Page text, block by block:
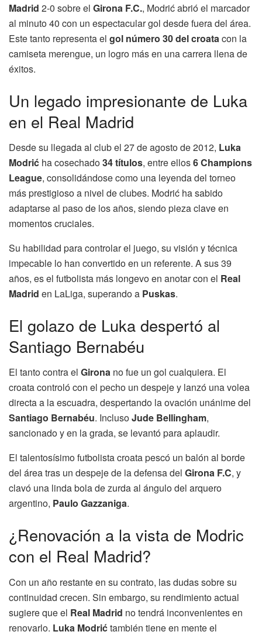
Madrid 2-0 sobre el Girona F.C., Modrić abrió el marcador
al minuto 40 con un espectacular gol desde fuera del área.
Este tanto representa el gol número 30 del croatacon la
camiseta merengue, un logro más en una carrera llena de
éxitos.
Un legado impresionante de Luka
en el Real Madrid
Desde su llegada al club el 27 de agosto de 2012, Luka
Modrić ha cosechado34 títulos, entre ellos6 Champions
League, consolidándose como una leyenda del torneo
más prestigioso a nivel de clubes. Modrić ha sabido
adaptarse al paso de los años, siendo pieza clave en
momentos cruciales.
Su habilidad para controlar el juego, su visión y técnica
impecable lo han convertido en un referente. A sus 39
años, es el futbolista más longevo en anotar con el Real
Madrid en LaLiga, superando a Puskas.
El golazo de Luka despertó al
Santiago Bernabéu
El tanto contra el Girona no fue un gol cualquiera. El
croata controló con el pecho un despeje y lanzó una volea
directa a la escuadra, despertando la ovación unánime del
Santiago Bernabéu. InclusoJude Bellingham,
sancionado y en la grada, se levantó para aplaudir.
El talentosísimo futbolista croata pescó un balón al borde
del área tras un despeje de la defensa del Girona F.C, y
clavó una linda bola de zurda al ángulo del arquero
argentino, Paulo Gazzaniga.
¿Renovación a la vista de Modric
con el Real Madrid?
Con un año restante en su contrato, las dudas sobre su
continuidad crecen. Sin embargo, su rendimiento actual
sugiere que el Real Madrid no tendrá inconvenientes en
renovarlo. Luka Modrićtambién tiene en mente el